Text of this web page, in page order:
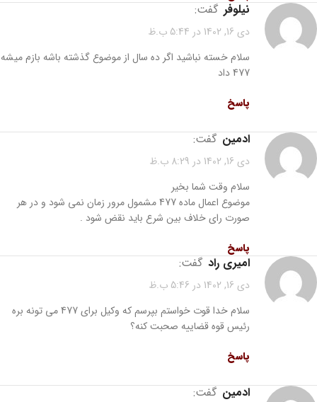
نیلوفر گفت:
دی 16, 1402 در 5:44 ب.ظ
سلام خسته نباشید اگر ده سال از موضوع گذشته باشه بازم میشه
477 داد
پاسخ
ادمین گفت:
دی 16, 1402 در 8:29 ب.ظ
سلام وقت شما بخیر
موضوع اعمال ماده 477 مشمول مرور زمان نمی شود و در هر
صورت رای خلاف بین شرع باید نقض شود .
پاسخ
امیری راد گفت:
دی 16, 1402 در 5:46 ب.ظ
سلام خدا قوت خواستم بپرسم که وکیل برای 477 می تونه بره
رئیس قوه قضاییه صحبت کنه؟
پاسخ
ادمین گفت: